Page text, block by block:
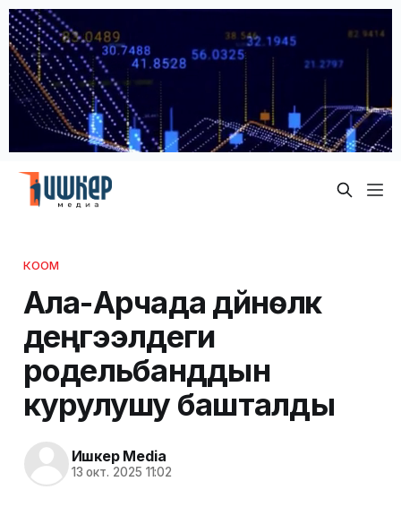
КООМ
Ала-Арчада дүйнөлүк
деңгээлдеги
родельбанддын
курулушу башталды
Ишкер Media
13 окт. 2025 11:02